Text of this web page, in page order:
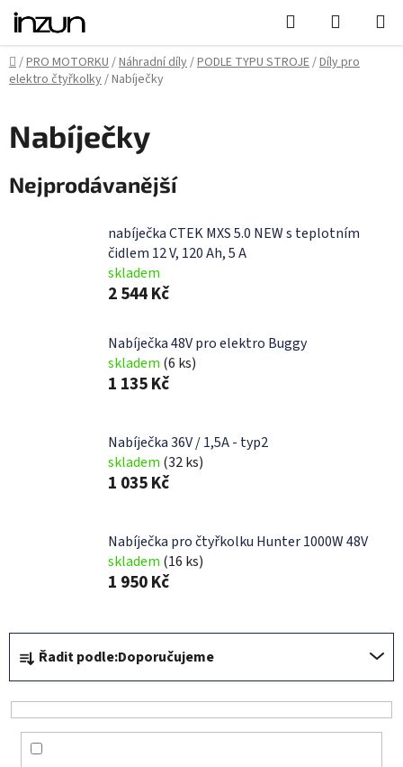
Přejít
obsah
Hledat
KOŠÍK
Domů
/PRO MOTORKU/Náhradní díly/PODLE TYPU STROJE/Díly pro
elektro čtyřkolky/Nabíječky
Nabíječky
Nejprodávanější
nabíječka CTEK MXS 5.0 NEW s teplotním
čidlem 12 V, 120 Ah, 5 A
skladem
2 544 Kč
Nabíječka 48V pro elektro Buggy
skladem (6 ks)
1 135 Kč
Nabíječka 36V / 1,5A - typ2
skladem (32 ks)
1 035 Kč
Nabíječka pro čtyřkolku Hunter 1000W 48V
skladem (16 ks)
1 950 Kč
Ř
a
z
e
Řadit podle:Doporučujeme